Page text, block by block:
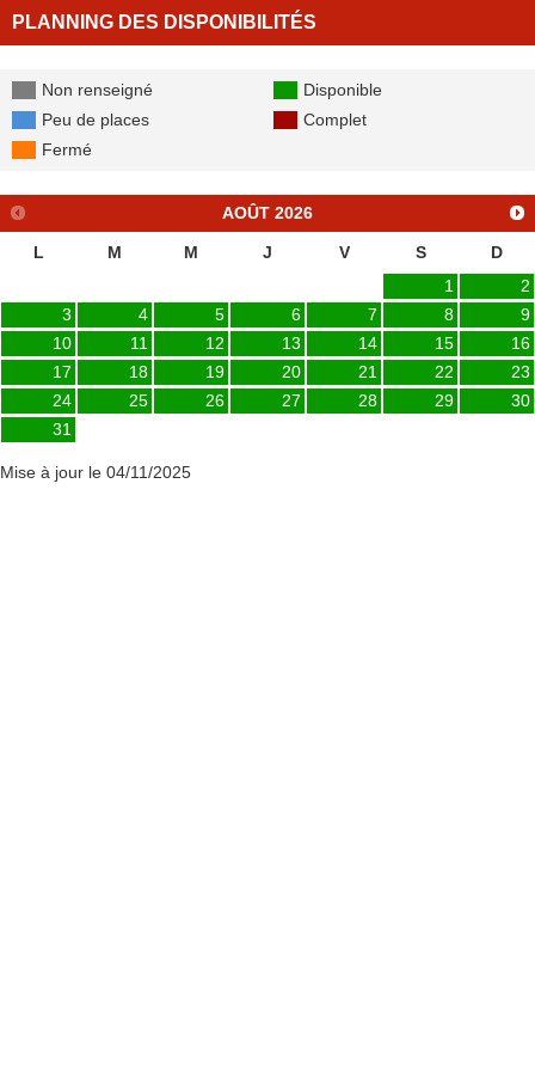
PLANNING DES DISPONIBILITÉS
Non renseigné
Disponible
Peu de places
Complet
Fermé
AOÛT 2026
L M M J V S
D
1
2
3
4 5 6 7 8
9
10
11 12 13 14 15
16
17
18 19 20 21 22
23
24
25 26 27 28 29
30
31
Mise à jour le 04/11/2025